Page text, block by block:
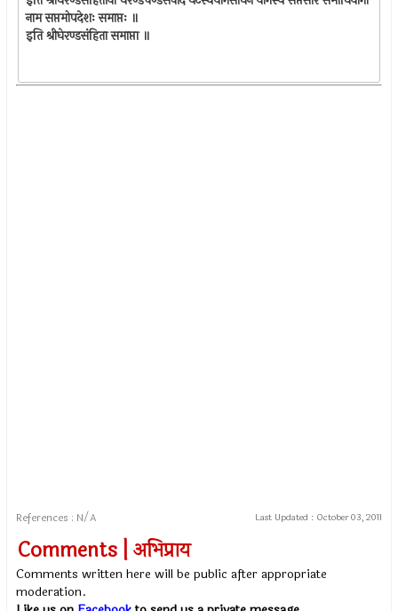
नाम सप्तमोपदेशः समाप्तः ॥
इति श्रीघेरण्डसंहिता समाप्ता ॥
References : N/A Last Updated : October 03, 2011
Comments | अभिप्राय
Comments written here will be public after appropriate
moderation.